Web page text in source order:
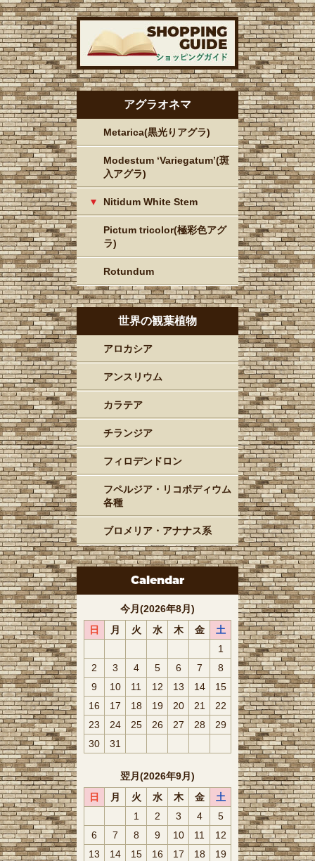
アグラオネマ
Metarica(黒光りアグラ)
Modestum ‘Variegatum’(斑
入アグラ)
Nitidum White Stem
Pictum tricolor(極彩色アグ
ラ)
Rotundum
世界の観葉植物
アロカシア
アンスリウム
カラテア
チランジア
フィロデンドロン
フペルジア・リコポディウム
各種
ブロメリア・アナナス系
Calendar
今月(2026年8月)
日
月 火 水 木 金
土
1
2
3 4 5 6 7
8
9
10 11 12 13 14
15
16
17 18 19 20 21
22
23
24 25 26 27 28
29
30
31
翌月(2026年9月)
日
月 火 水 木 金
土
1
2 3 4
5
6
7 8 9 10 11
12
13
14 15 16 17 18 19